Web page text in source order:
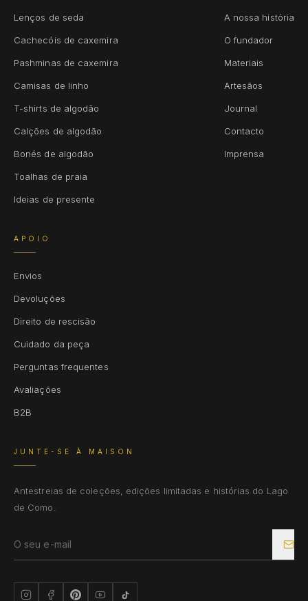
Lenços de seda
Cachecóis de caxemira
Pashminas de caxemira
Camisas de linho
T-shirts de algodão
Calções de algodão
Bonés de algodão
Toalhas de praia
Ideias de presente
A nossa história
O fundador
Materiais
Artesãos
Journal
Contacto
Imprensa
APOIO
Envios
Devoluções
Direito de rescisão
Cuidado da peça
Perguntas frequentes
Avaliações
B2B
JUNTE-SE À MAISON
Antestreias de coleções, edições limitadas e histórias do Lago
de Como.